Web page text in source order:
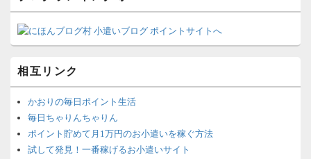
相互リンク
かおりの毎日ポイント生活
毎日ちゃりんちゃりん
ポイント貯めて月1万円のお小遣いを稼ぐ方法
試して発見！一番稼げるお小遣いサイト